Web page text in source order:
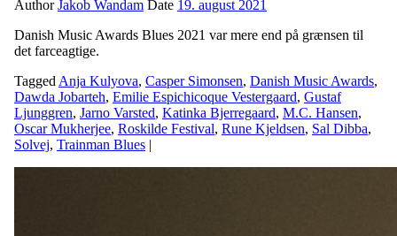
AuthorJakob Wandam Date 19. august 2021
Danish Music Awards Blues 2021 var mere end på grænsen til
det farceagtige.
Tagged Anja Kulyova, Casper Simonsen, Danish Music Awards,
Dawda Jobarteh, Emilie Espichicoque Vestergaard, Gustaf
Ljunggren, Jarno Varsted, Katinka Bjerregaard, M.C. Hansen,
Oscar Mukherjee, Roskilde Festival, Rune Kjeldsen, Sal Dibba,
Solvej, Trainman Blues |